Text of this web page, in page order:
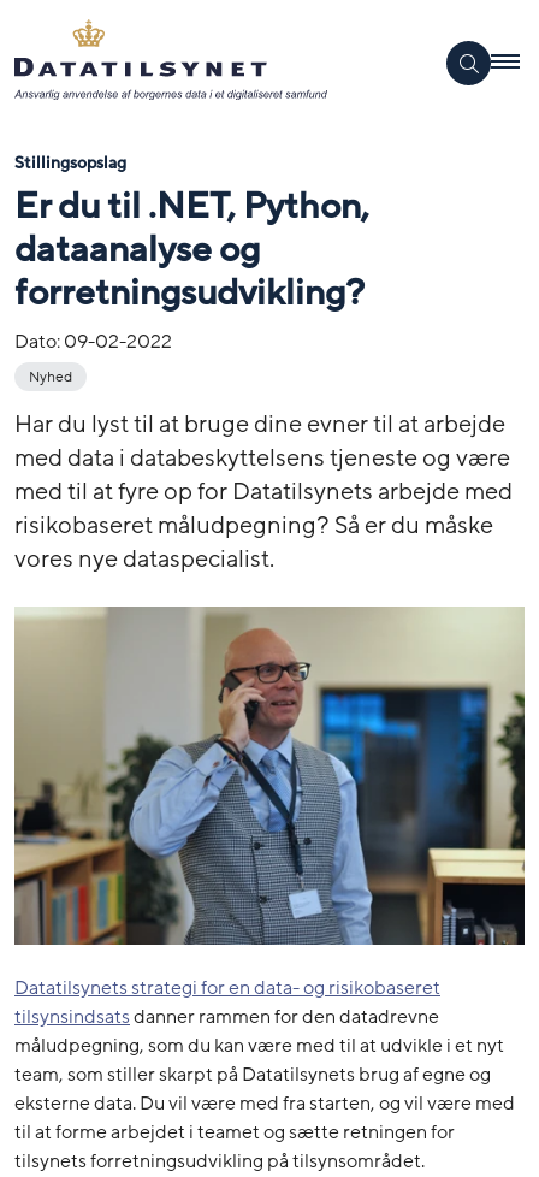
Stillingsopslag
Er du til .NET, Python,
dataanalyse og
forretningsudvikling?
Dato:09-02-2022
Nyhed
Har du lyst til at bruge dine evner til at arbejde
med data i databeskyttelsens tjeneste og være
med til at fyre op for Datatilsynets arbejde med
risikobaseret måludpegning? Så er du måske
vores nye dataspecialist.
Datatilsynets strategi for en data- og risikobaseret
tilsynsindsatsdanner rammen for den datadrevne
måludpegning, som du kan være med til at udvikle i et nyt
team, som stiller skarpt på Datatilsynets brug af egne og
eksterne data. Du vil være med fra starten, og vil være med
til at forme arbejdet i teamet og sætte retningen for
tilsynets forretningsudvikling på tilsynsområdet.